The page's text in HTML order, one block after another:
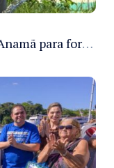
Cosama inicia força-tarefa em Anamã para fortalecer abastecimento de água e segurança hídrica da população